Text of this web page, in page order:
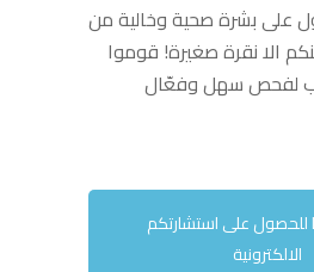
على بشرة صحية وخالية من
الا نقرة صغيرة! قوموا
لفحص سهل وفعّال
للحصول على استشارتكم
الالكترونية